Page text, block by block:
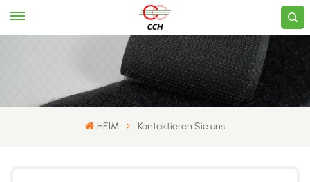
HEIM Kontaktieren Sie uns